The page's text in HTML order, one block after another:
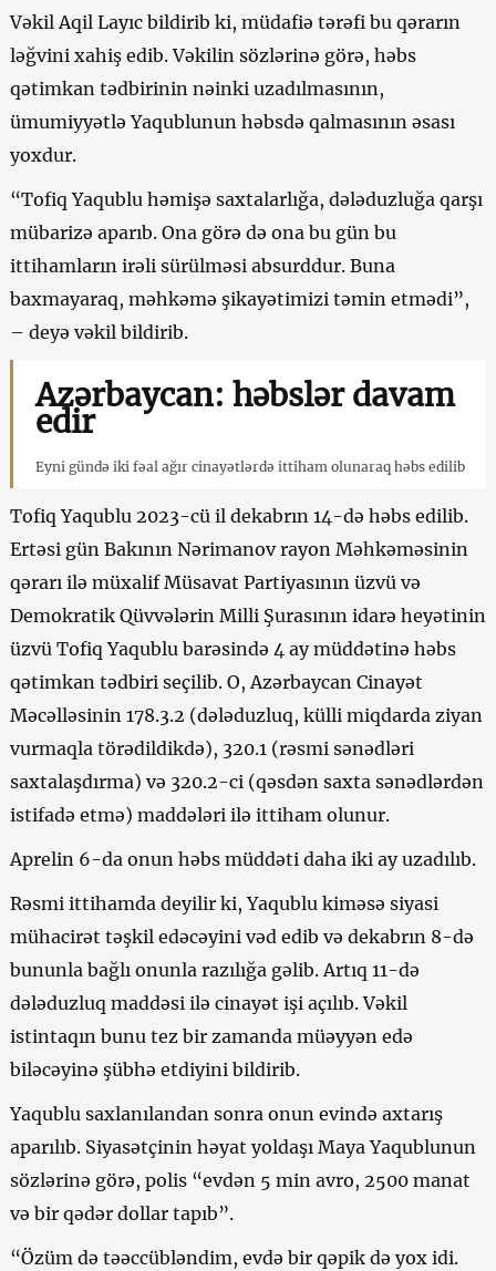
Vəkil Aqil Layıc bildirib ki, müdafiə tərəfi bu qərarın
ləğvini xahiş edib. Vəkilin sözlərinə görə, həbs
qətimkan tədbirinin nəinki uzadılmasının,
ümumiyyətlə Yaqublunun həbsdə qalmasının əsası
yoxdur.
“Tofiq Yaqublu həmişə saxtalarlığa, dələduzluğa qarşı
mübarizə aparıb. Ona görə də ona bu gün bu
ittihamların irəli sürülməsi absurddur. Buna
baxmayaraq, məhkəmə şikayətimizi təmin etmədi”,
– deyə vəkil bildirib.
Azərbaycan: həbslər davam
edir
Eyni gündə iki fəal ağır cinayətlərdə ittiham olunaraq həbs edilib
Tofiq Yaqublu 2023-cü il dekabrın 14-də həbs edilib.
Ertəsi gün Bakının Nərimanov rayon Məhkəməsinin
qərarı ilə müxalif Müsavat Partiyasının üzvü və
Demokratik Qüvvələrin Milli Şurasının idarə heyətinin
üzvü Tofiq Yaqublu barəsində 4 ay müddətinə həbs
qətimkan tədbiri seçilib. O, Azərbaycan Cinayət
Məcəlləsinin 178.3.2 (dələduzluq, külli miqdarda ziyan
vurmaqla törədildikdə), 320.1 (rəsmi sənədləri
saxtalaşdırma) və 320.2-ci (qəsdən saxta sənədlərdən
istifadə etmə) maddələri ilə ittiham olunur.
Aprelin 6-da onun həbs müddəti daha iki ay uzadılıb.
Rəsmi ittihamda deyilir ki, Yaqublu kiməsə siyasi
mühacirət təşkil edəcəyini vəd edib və dekabrın 8-də
bununla bağlı onunla razılığa gəlib. Artıq 11-də
dələduzluq maddəsi ilə cinayət işi açılıb. Vəkil
istintaqın bunu tez bir zamanda müəyyən edə
biləcəyinə şübhə etdiyini bildirib.
Yaqublu saxlanılandan sonra onun evində axtarış
aparılıb. Siyasətçinin həyat yoldaşı Maya Yaqublunun
sözlərinə görə, polis “evdən 5 min avro, 2500 manat
və bir qədər dollar tapıb”.
“Özüm də təəccübləndim, evdə bir qəpik də yox idi.